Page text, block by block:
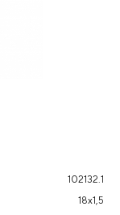
102132.1
18х1,5